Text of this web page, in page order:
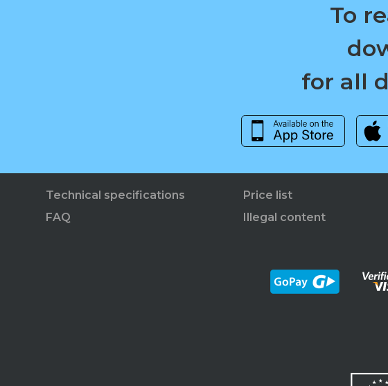
To
for all
Technical specifications
FAQ
Price list
Illegal content